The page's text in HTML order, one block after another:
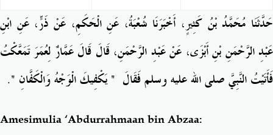
حَدَّثَنَا مُحَمَّدُ بْنُ كَثِيرٍ، أَخْبَرَنَا شُعْبَةُ، عَنِ الْحَكَمِ، عَنْ ذَرٍّ، عَنِ ابْنِ
عَبْدِ الرَّحْمَنِ بْنِ أَبْزَى، عَنْ عَبْدِ الرَّحْمَنِ، قَالَ قَالَ عَمَّارٌ لِعُمَرَ تَمَعَّكْتُ
فَأَتَيْتُ النَّبِيَّ صلى الله عليه وسلم فَقَالَ ‏ "‏ يَكْفِيكَ الْوَجْهُ وَالْكَفَّانِ ‏ "
‏‏.‏
Amesimulia ‘Abdurrahmaan bin Abzaa: